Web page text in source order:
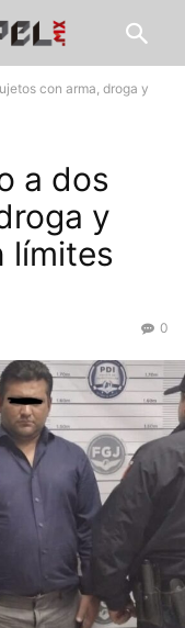
con arma, droga y
a dos
y
límites
0